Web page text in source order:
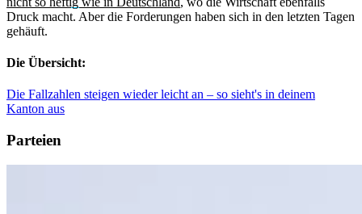
Druck macht. Aber die Forderungen haben sich in den letzten Tagen
gehäuft.
Die Übersicht:
Die Fallzahlen steigen wieder leicht an – so sieht's in deinem
Kanton aus
Parteien